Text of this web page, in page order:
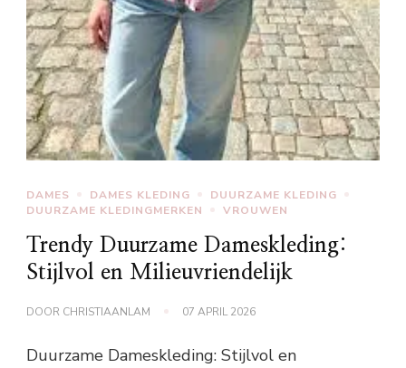
DAMES DAMES KLEDING
DUURZAME KLEDING
DUURZAME KLEDINGMERKEN
VROUWEN
Trendy Duurzame Dameskleding:
Stijlvol en Milieuvriendelijk
DOOR CHRISTIAANLAM 07 APRIL 2026
Duurzame Dameskleding: Stijlvol en